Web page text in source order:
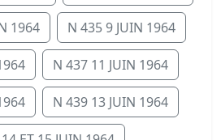
1964 N 435 9 JUIN 1964
N 437 11 JUIN 1964
N 439 13 JUIN 1964